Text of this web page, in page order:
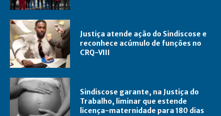
Justiça atende ação do Sindiscose e
reconhece acúmulo de funções no
CRQ-VIII
Sindiscose garante, na Justiça do
Trabalho, liminar que estende
licença-maternidade para 180 dias